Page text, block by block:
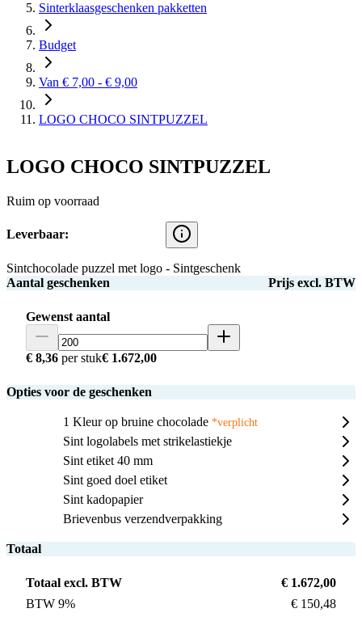
Sinterklaasgeschenken pakketten
Budget
Van € 7,00 - € 9,00
LOGO CHOCO SINTPUZZEL
LOGO CHOCO SINTPUZZEL
Ruim op voorraad
Leverbaar:
Sintchocolade puzzel met logo - Sintgeschenk
Aantal geschenken
Prijs excl. BTW
Gewenst aantal
€ 8,36 per stuk€ 1.672,00
Opties voor de geschenken
1 Kleur op bruine chocolade *verplicht
Sint logolabels met strikelastiekje
Sint etiket 40 mm
Sint goed doel etiket
Sint kadopapier
Brievenbus verzendverpakking
Totaal
Totaal excl. BTW
€ 1.672,00
BTW 9%
€ 150,48